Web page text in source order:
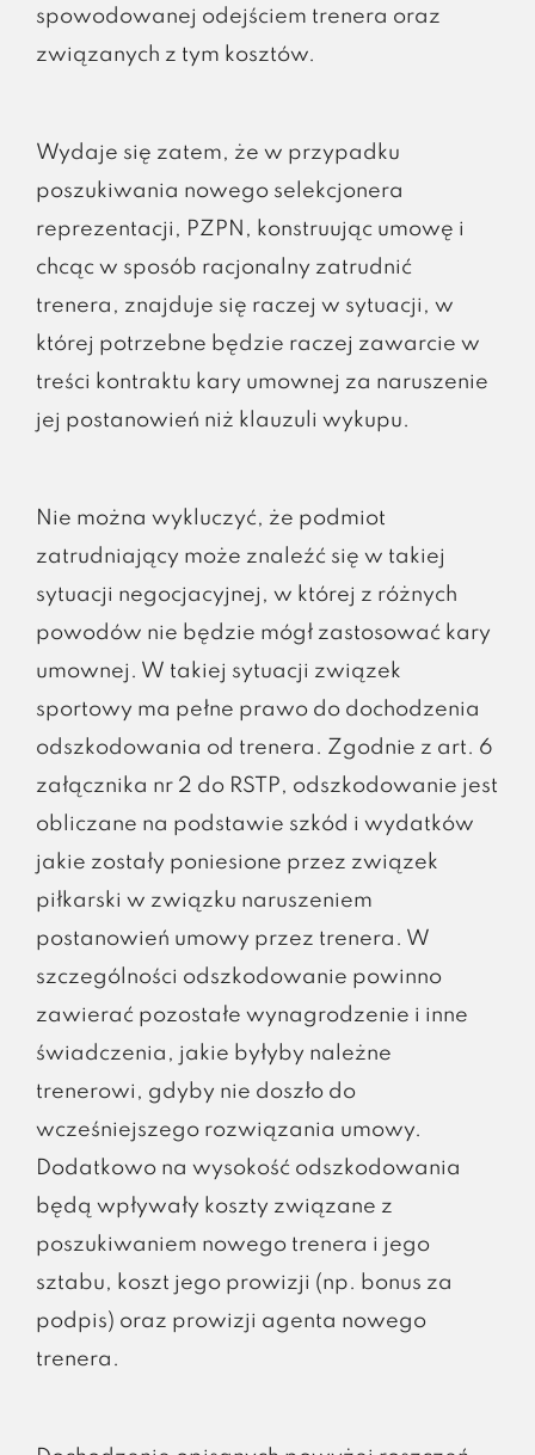
spowodowanej odejściem trenera oraz
związanych z tym kosztów.
Wydaje się zatem, że w przypadku
poszukiwania nowego selekcjonera
reprezentacji, PZPN, konstruując umowę i
chcąc w sposób racjonalny zatrudnić
trenera, znajduje się raczej w sytuacji, w
której potrzebne będzie raczej zawarcie w
treści kontraktu kary umownej za naruszenie
jej postanowień niż klauzuli wykupu.
Nie można wykluczyć, że podmiot
zatrudniający może znaleźć się w takiej
sytuacji negocjacyjnej, w której z różnych
powodów nie będzie mógł zastosować kary
umownej. W takiej sytuacji związek
sportowy ma pełne prawo do dochodzenia
odszkodowania od trenera. Zgodnie z art. 6
załącznika nr 2 do RSTP, odszkodowanie jest
obliczane na podstawie szkód i wydatków
jakie zostały poniesione przez związek
piłkarski w związku naruszeniem
postanowień umowy przez trenera. W
szczególności odszkodowanie powinno
zawierać pozostałe wynagrodzenie i inne
świadczenia, jakie byłyby należne
trenerowi, gdyby nie doszło do
wcześniejszego rozwiązania umowy.
Dodatkowo na wysokość odszkodowania
będą wpływały koszty związane z
poszukiwaniem nowego trenera i jego
sztabu, koszt jego prowizji (np. bonus za
podpis) oraz prowizji agenta nowego
trenera.